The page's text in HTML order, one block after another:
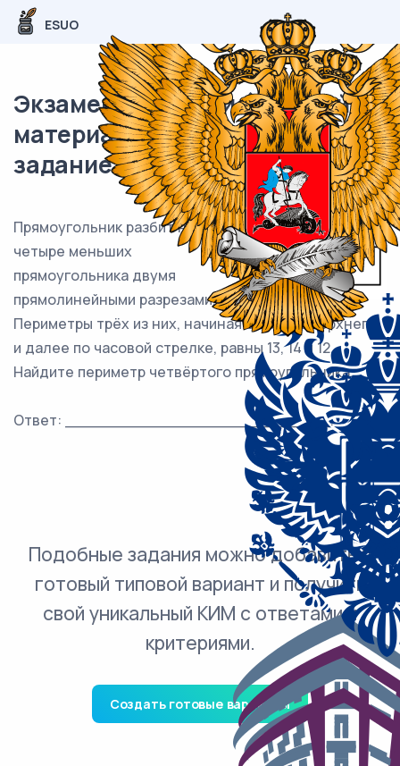
ESUO
Экзаменационный (типовой)
материал ЕГЭ / База / 21
задание (24) / 174
Прямоугольник разбит на
четыре меньших
прямоугольника двумя
прямолинейными разрезами.
Периметры трёх из них, начиная с левого верхнего
и далее по часовой стрелке, равны 13, 14 и 12.
Найдите периметр четвёртого прямоугольника.
Ответ: ___________________________.
Подобные задания можно добавить в
готовый типовой вариант и получить
свой уникальный КИМ с ответами и
критериями.
Создать готовые варианты